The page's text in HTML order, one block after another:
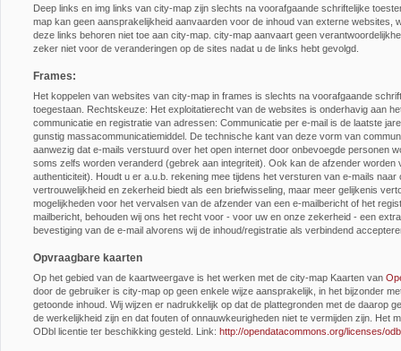
Deep links en img links van city-map zijn slechts na voorafgaande schriftelijke
map kan geen aansprakelijkheid aanvaarden voor de inhoud van externe websites,
deze links behoren niet toe aan city-map. city-map aanvaart geen
zeker niet voor de veranderingen op de sites nadat u de links hebt gevolgd.
Frames:
Het koppelen van websites van city-map in frames is slechts na voorafgaande
toegestaan. Rechtskeuze: Het exploitatierecht van de websites is onderhavig aan
communicatie en registratie van adressen: Communicatie per e-mail is de laatste
gunstig massacommunicatiemiddel. De technische kant van deze vorm van
aanwezig dat e-mails verstuurd over het open internet door onbevoegde personen
soms zelfs worden veranderd (gebrek aan integriteit). Ook kan de afzender
authenticiteit). Houdt u er a.u.b. rekening mee tijdens het versturen van e-mails
vertrouwelijkheid en zekerheid biedt als een briefwisseling, maar meer gelijkenis
mogelijkheden voor het vervalsen van de afzender van een e-mailbericht of het
mailbericht, behouden wij ons het recht voor - voor uw en onze zekerheid - een
bevestiging van de e-mail alvorens wij de inhoud/registratie als verbindend
Opvraagbare kaarten
Op het gebied van de kaartweergave is het werken met de city-map Kaarten van
door de gebruiker is city-map op geen enkele wijze aansprakelijk, in het bijzonder
getoonde inhoud. Wij wijzen er nadrukkelijk op dat de plattegronden met de daarop
de werkelijkheid zijn en dat fouten of onnauwkeurigheden niet te vermijden zijn. Het
ODbl licentie ter beschikking gesteld. Link: http://opendatacommons.org/licenses/